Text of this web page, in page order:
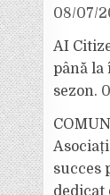
08/07/
AI
până
sezon.
succes
dedicat